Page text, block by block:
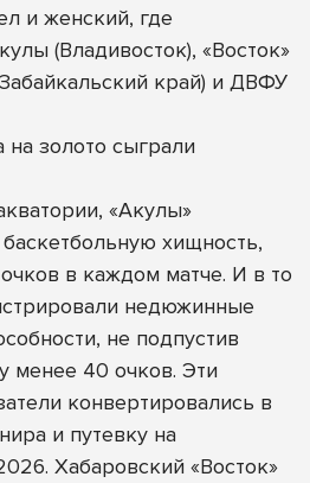
и женский, где
(Владивосток), «Восток»
край) и ДВФУ
золото сыграли
«Акулы»
хищность,
в каждом матче. И в то
недюжинные
не подпустив
менее 40 очков. Эти
конвертировались в
и путевку на
Хабаровский «Восток»